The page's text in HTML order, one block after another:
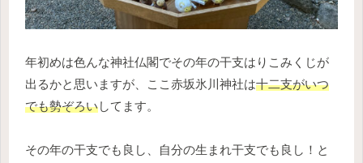
年初めは色んな神社仏閣でその年の干支はりこみくじが
出るかと思いますが、ここ赤坂氷川神社は十二支がいつ
でも勢ぞろいしてます。
その年の干支でも良し、自分の生まれ干支でも良し！と